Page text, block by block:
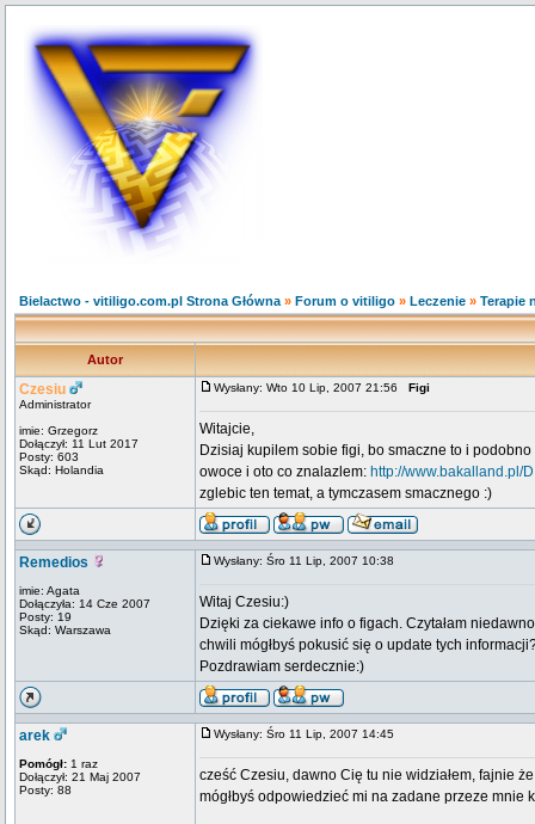
Bielactwo - vitiligo.com.pl Strona Główna » Forum o vitiligo » Leczenie » Terapie
Autor
Czesiu
Administrator
imie: Grzegorz
Dołączył: 11 Lut 2017
Posty: 603
Skąd: Holandia
Wysłany: Wto 10 Lip, 2007 21:56 Figi
Witajcie,
Dzisiaj kupilem sobie figi, bo smaczne to i
owoce i oto co znalazlem: http://www.bakalland.pl/
zglebic ten temat, a tymczasem smacznego :)
Remedios
imie: Agata
Dołączyła: 14 Cze 2007
Posty: 19
Skąd: Warszawa
Wysłany: Śro 11 Lip, 2007 10:38
Witaj Czesiu:)
Dzięki za ciekawe info o figach. Czytałam
chwili mógłbyś pokusić się o update tych
Pozdrawiam serdecznie:)
arek
Pomógł: 1 raz
Dołączył: 21 Maj 2007
Posty: 88
Wysłany: Śro 11 Lip, 2007 14:45
cześć Czesiu, dawno Cię tu nie widziałem, fajnie
mógłbyś odpowiedzieć mi na zadane przeze mnie